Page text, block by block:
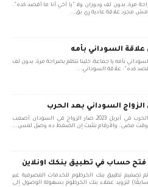
مرة، بدون لف ودوران ولا "يا أخي أنا ما أقصد كده".
مش مجرد علاقة عادية زي بق...
السوداني بأمه
بأمه يا جماعة، خلينا نتكلم بصراحة مرة، بدون لف
أقصد كده". علاقة السوداني...
الزواج السوداني بعد الحرب
المقدمة بعد ما بدأت الحرب في أبريل 2023، صار الزواج في السودان أصعب
وقت مضى. والأرقام بتثبت إن الضغط ده وصل لمس...
حساب في تطبيق بنكك اونلاين
تصميم تطبيق بنك الخرطوم للخدمات المصرفية عبر
الهاتف المتحرك (mBOK سابقًا) لتزويد عملاء بنك الخرطوم بسهولة الوصول إلى